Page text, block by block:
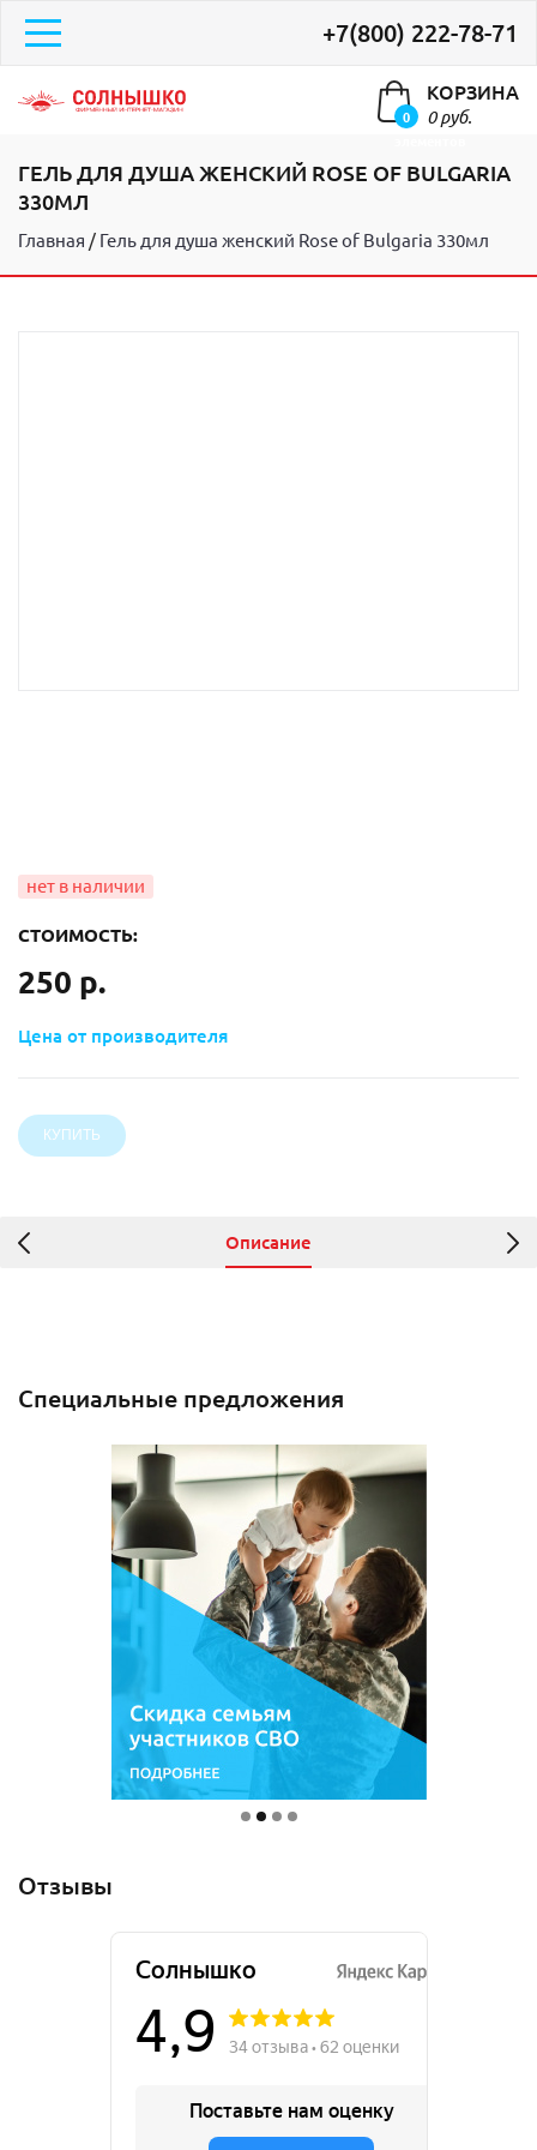
+7(800) 222-78-71
0
КОРЗИНА
0 руб.
ГЕЛЬ ДЛЯ ДУША ЖЕНСКИЙ ROSE OF BULGARIA
330МЛ
Главная Гель для душа женский Rose of Bulgaria 330мл
СТОИМОСТЬ:
250 р.
Цена от производителя
Описание
Специальные предложения
Отзывы